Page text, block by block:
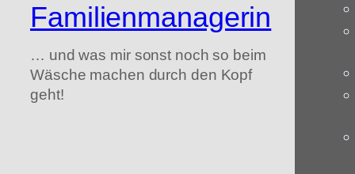
Familienmanagerin
… und was mir sonst noch so beim
Wäsche machen durch den Kopf
geht!